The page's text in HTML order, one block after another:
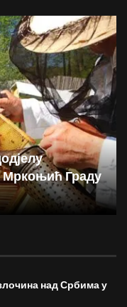
Мркоњић Граду
над Србима у